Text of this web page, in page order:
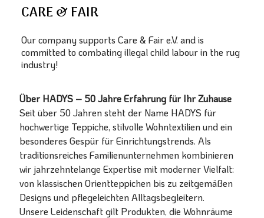
CARE & FAIR
Our company supports Care & Fair e.V. and is
committed to combating illegal child labour in the rug
industry!
Über HADYS – 50 Jahre Erfahrung für Ihr Zuhause
Seit über 50 Jahren steht der Name HADYS für
hochwertige Teppiche, stilvolle Wohntextilien und ein
besonderes Gespür für Einrichtungstrends. Als
traditionsreiches Familienunternehmen kombinieren
wir jahrzehntelange Expertise mit moderner Vielfalt:
von klassischen Orientteppichen bis zu zeitgemäßen
Designs und pflegeleichten Alltagsbegleitern.
Unsere Leidenschaft gilt Produkten, die Wohnräume